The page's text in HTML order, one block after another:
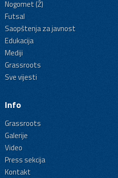
Nogomet (Ž)
Futsal
Saopštenja za javnost
Edukacija
Mediji
Grassroots
Sve vijesti
Info
Grassroots
Galerije
Video
Press sekcija
Kontakt